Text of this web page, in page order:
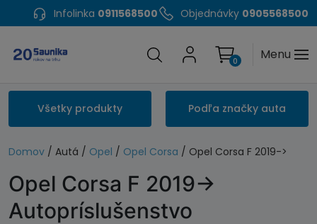
Infolinka 0911568500 Objednávky 0905568500
Menu
0
Všetky produkty Podľa značky auta
Domov / Autá / Opel / Opel Corsa / Opel Corsa F 2019->
Opel Corsa F 2019->
Autopríslušenstvo